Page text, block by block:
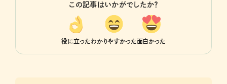
この記事はいかがでしたか？
役に立ったわかりやすかった面白かった